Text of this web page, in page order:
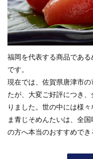
福岡を代表する商品であ
です。
現在では、佐賀県唐津市
たが、大変ご好評につき
りました。世の中には様
ま青じそめんたいは、全
の方へ本当のおすすめでき